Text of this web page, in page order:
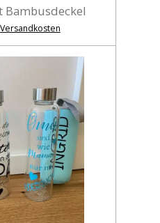
Bambusdeckel
Versandkosten